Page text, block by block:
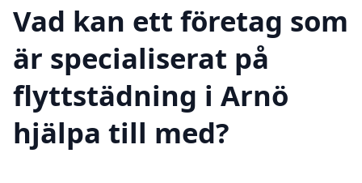
Vad kan ett företag som
är specialiserat på
flyttstädning i Arnö
hjälpa till med?